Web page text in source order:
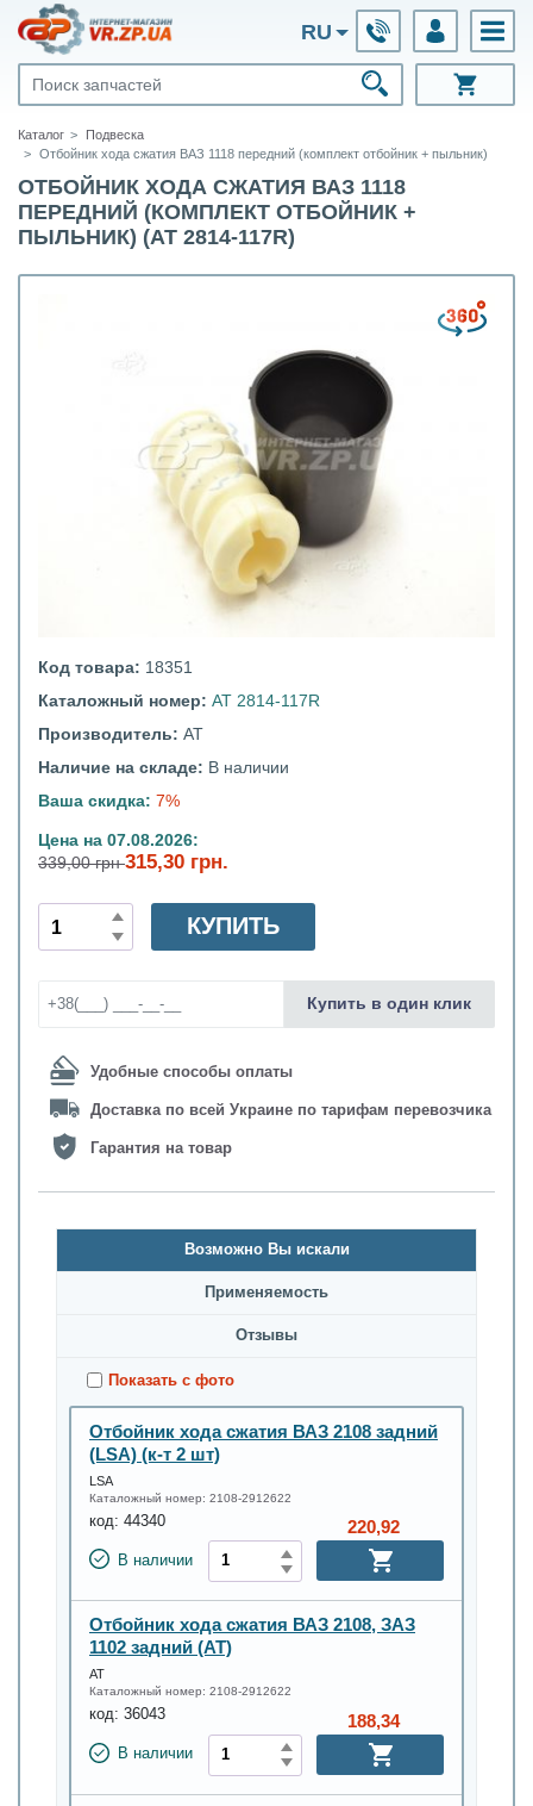
RU
Каталог
Подвеска
Отбойник хода сжатия ВАЗ 1118 передний (комплект отбойник + пыльник)
ОТБОЙНИК ХОДА СЖАТИЯ ВАЗ 1118
ПЕРЕДНИЙ (КОМПЛЕКТ ОТБОЙНИК +
ПЫЛЬНИК) (AT 2814-117R)
Код товара: 18351
Каталожный номер: AT 2814-117R
Производитель: АТ
Наличие на складе: В наличии
Ваша скидка: 7%
Цена на 07.08.2026:
339,00 грн315,30 грн.
Удобные способы оплаты
Доставка по всей Украине по тарифам перевозчика
Гарантия на товар
КУПИТЬ
Купить в один клик
Возможно Вы искали
Применяемость
Oтзывы
Показать с фото
Отбойник хода сжатия ВАЗ 2108 задний
(LSA) (к-т 2 шт)
LSA
Каталожный номер: 2108-2912622
код: 44340
В наличии
220,92
Отбойник хода сжатия ВАЗ 2108, ЗАЗ
1102 задний (АТ)
АТ
Каталожный номер: 2108-2912622
код: 36043
В наличии
188,34